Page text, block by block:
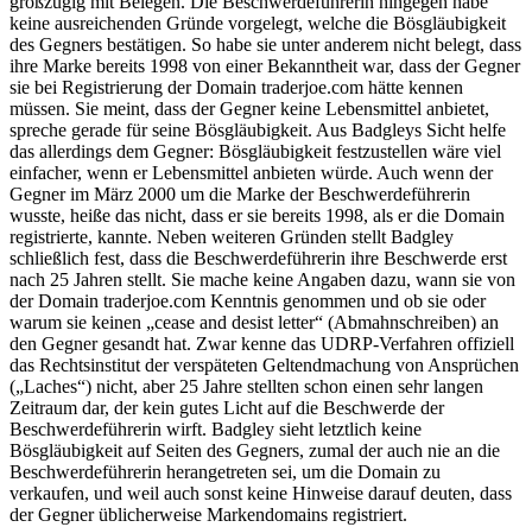
keine ausreichenden Gründe vorgelegt, welche die Bösgläubigkeit
des Gegners bestätigen. So habe sie unter anderem nicht belegt, dass
ihre Marke bereits 1998 von einer Bekanntheit war, dass der Gegner
sie bei Registrierung der Domain traderjoe.com hätte kennen
müssen. Sie meint, dass der Gegner keine Lebensmittel anbietet,
spreche gerade für seine Bösgläubigkeit. Aus Badgleys Sicht helfe
das allerdings dem Gegner: Bösgläubigkeit festzustellen wäre viel
einfacher, wenn er Lebensmittel anbieten würde. Auch wenn der
Gegner im März 2000 um die Marke der Beschwerdeführerin
wusste, heiße das nicht, dass er sie bereits 1998, als er die Domain
registrierte, kannte. Neben weiteren Gründen stellt Badgley
schließlich fest, dass die Beschwerdeführerin ihre Beschwerde erst
nach 25 Jahren stellt. Sie mache keine Angaben dazu, wann sie von
der Domain traderjoe.com Kenntnis genommen und ob sie oder
warum sie keinen „cease and desist letter“ (Abmahnschreiben) an
den Gegner gesandt hat. Zwar kenne das UDRP-Verfahren offiziell
das Rechtsinstitut der verspäteten Geltendmachung von Ansprüchen
(„Laches“) nicht, aber 25 Jahre stellten schon einen sehr langen
Zeitraum dar, der kein gutes Licht auf die Beschwerde der
Beschwerdeführerin wirft. Badgley sieht letztlich keine
Bösgläubigkeit auf Seiten des Gegners, zumal der auch nie an die
Beschwerdeführerin herangetreten sei, um die Domain zu
verkaufen, und weil auch sonst keine Hinweise darauf deuten, dass
der Gegner üblicherweise Markendomains registriert.